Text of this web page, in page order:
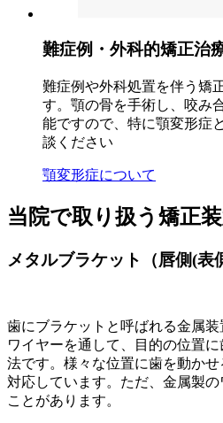
難症例・外科的矯正治
難症例や外科処置を伴う矯
す。顎の骨を手術し、咬み
能ですので、特に顎変形症
談ください
顎変形症について
当院で取り扱う矯正
メタルブラケット（唇側(表
歯にブラケットと呼ばれる金属
ワイヤーを通して、目的の位置
法です。様々な位置に歯を動か
対応しています。ただ、金属製
ことがあります。